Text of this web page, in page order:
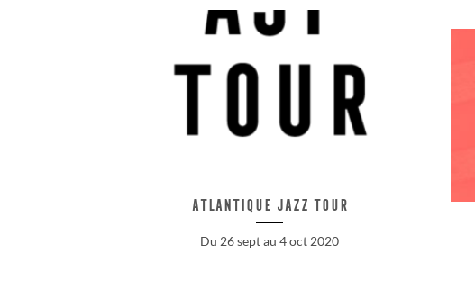
Atlantique jazz Tour
Du 26 sept au 4 oct 2020